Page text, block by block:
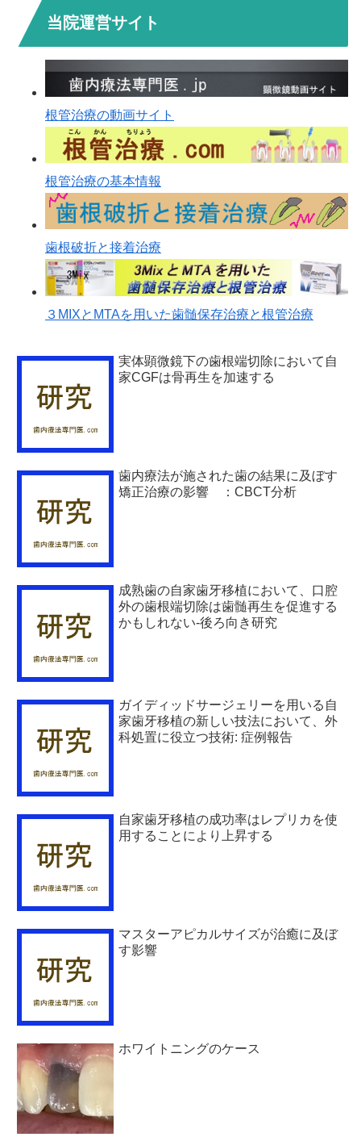
当院運営サイト
根管治療の動画サイト
根管治療の基本情報
歯根破折と接着治療
３MIXとMTAを用いた歯髄保存治療と根管治療
実体顕微鏡下の歯根端切除において自
家CGFは骨再生を加速する
歯内療法が施された歯の結果に及ぼす
矯正治療の影響 ：CBCT分析
成熟歯の自家歯牙移植において、口腔
外の歯根端切除は歯髄再生を促進する
かもしれない-後ろ向き研究
ガイディッドサージェリーを用いる自
家歯牙移植の新しい技法において、外
科処置に役立つ技術: 症例報告
自家歯牙移植の成功率はレプリカを使
用することにより上昇する
マスターアピカルサイズが治癒に及ぼ
す影響
ホワイトニングのケース